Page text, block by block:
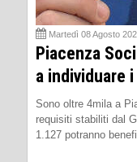
Martedì 08 Agosto
Piacenza
a individuare
Sono oltre 4mila a
requisiti stabiliti dal
1.127 potranno